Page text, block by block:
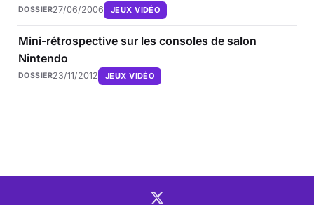
DOSSIER27/06/2006 JEUX VIDÉO
Mini-rétrospective sur les consoles de salon
Nintendo
DOSSIER23/11/2012 JEUX VIDÉO